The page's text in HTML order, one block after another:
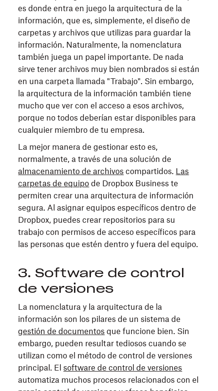
es donde entra en juego la arquitectura de la
información, que es, simplemente, el diseño de
carpetas y archivos que utilizas para guardar la
información. Naturalmente, la nomenclatura
también juega un papel importante. De nada
sirve tener archivos muy bien nombrados si están
en una carpeta llamada "Trabajo". Sin embargo,
la arquitectura de la información también tiene
mucho que ver con el acceso a esos archivos,
porque no todos deberían estar disponibles para
cualquier miembro de tu empresa.
La mejor manera de gestionar esto es,
normalmente, a través de una solución de
almacenamiento de archivos compartidos. Las
carpetas de equipo de Dropbox Business te
permiten crear una arquitectura de información
segura. Al asignar equipos específicos dentro de
Dropbox, puedes crear repositorios para su
trabajo con permisos de acceso específicos para
las personas que estén dentro y fuera del equipo.
3. Software de control
de versiones
La nomenclatura y la arquitectura de la
información son los pilares de un sistema de
gestión de documentos que funcione bien. Sin
embargo, pueden resultar tediosos cuando se
utilizan como el método de control de versiones
principal. Elsoftware de control de versiones
automatiza muchos procesos relacionados con el